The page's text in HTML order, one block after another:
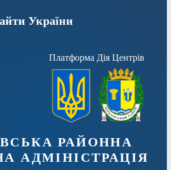
України
Платформа Дія Центрів
РАЙОННА
АДМІНІСТРАЦІЯ